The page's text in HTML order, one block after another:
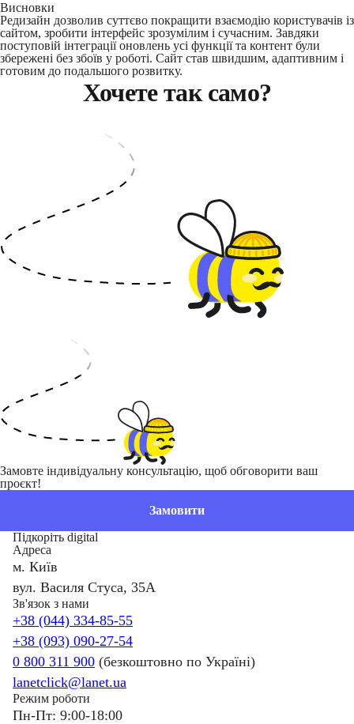
Висновки
Редизайн дозволив суттєво покращити взаємодію користувачів із
сайтом, зробити інтерфейс зрозумілим і сучасним. Завдяки
поступовій інтеграції оновлень усі функції та контент були
збережені без збоїв у роботі. Сайт став швидшим, адаптивним і
готовим до подальшого розвитку.
Хочете так само?
Замовте індивідуальну консультацію, щоб обговорити ваш
проєкт!
Замовити
Підкоріть digital
Адреса
м. Київ
вул. Василя Стуса, 35А
Зв'язок з нами
+38 (044) 334-85-55
+38 (093) 090-27-54
0 800 311 900 (безкоштовно по Україні)
lanetclick@lanet.ua
Режим роботи
Пн-Пт: 9:00-18:00